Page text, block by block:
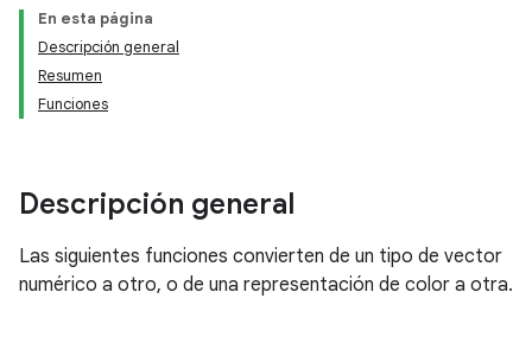
En esta página
Descripción general
Resumen
Funciones
Descripción general
Las siguientes funciones convierten de un tipo de vector
numérico a otro, o de una representación de color a otra.